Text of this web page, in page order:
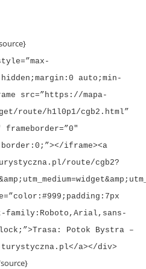
auto;min-
src=”https://mapa-
route/h1l0p1/cgb2.html”
frameborder=”0″
iframe><a
route/cgb2?
Potok Bystra –
a></div>